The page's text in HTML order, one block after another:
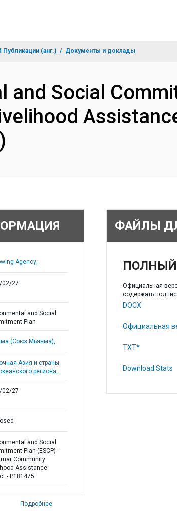
Публикации (анг.) Документы и доклады
and Social
Agency;
02/27
and Social
Plan
(Союз Мьянма),
Азия и страны
региона,
02/27
and Social
Plan (ESCP) -
Community
Assistance
- P181475
Подробнее
ФАЙЛЫ
ПОЛНЫЙ
Официальная
содержать
DOCX
Официальная
TXT*
Download Stats